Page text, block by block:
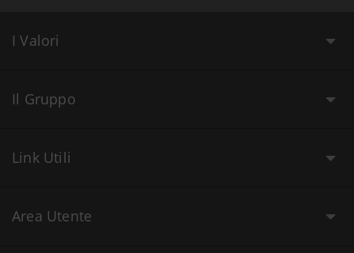
I Valori
Il Gruppo
Link Utili
Area Utente